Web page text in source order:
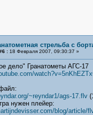
стрельба с
:18 Февраля 2007, 09:30:37 »
дело" Гранатометы АГС-17
~reyndar1/ags-17.flv
нужен плейер:
blog/article/